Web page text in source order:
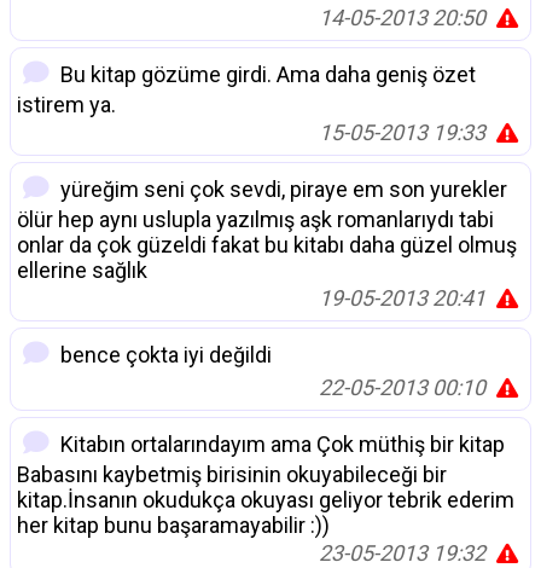
14-05-2013 20:50
Bu kitap gözüme girdi. Ama daha geniş özet
istirem ya.
15-05-2013 19:33
yüreğim seni çok sevdi, piraye em son yurekler
ölür hep aynı uslupla yazılmış aşk romanlarıydı tabi
onlar da çok güzeldi fakat bu kitabı daha güzel olmuş
ellerine sağlık
19-05-2013 20:41
bence çokta iyi değildi
22-05-2013 00:10
Kitabın ortalarındayım ama Çok müthiş bir kitap
Babasını kaybetmiş birisinin okuyabileceği bir
kitap.İnsanın okudukça okuyası geliyor tebrik ederim
her kitap bunu başaramayabilir :))
23-05-2013 19:32